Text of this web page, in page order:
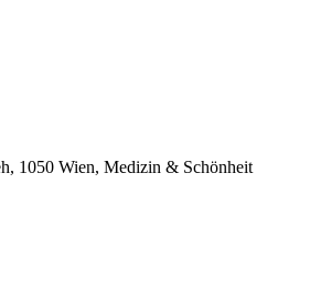
1050 Wien, Medizin & Schönheit